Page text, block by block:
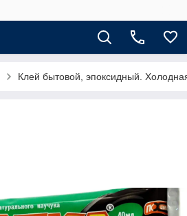
Клей бытовой, эпоксидный.